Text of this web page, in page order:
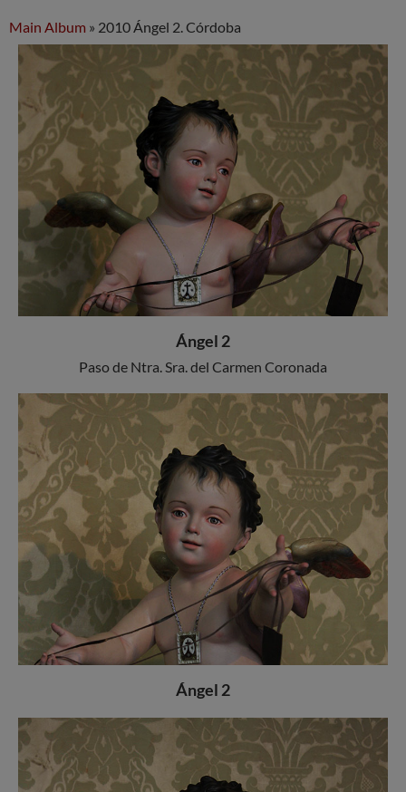
Main Album » 2010 Ángel 2. Córdoba
Ángel 2
Paso de Ntra. Sra. del Carmen Coronada
Ángel 2